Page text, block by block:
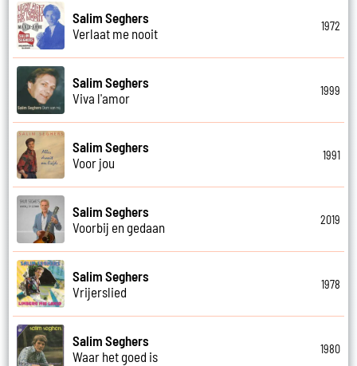
Salim Seghers
Verlaat me nooit
1972
Salim Seghers
Viva l'amor
1999
Salim Seghers
Voor jou
1991
Salim Seghers
Voorbij en gedaan
2019
Salim Seghers
Vrijerslied
1978
Salim Seghers
Waar het goed is
1980